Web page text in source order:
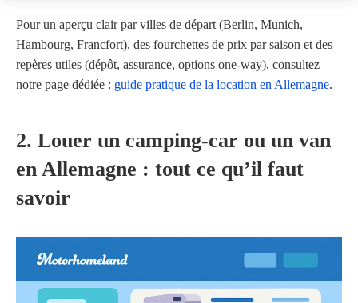
Pour un aperçu clair par villes de départ (Berlin, Munich,
Hambourg, Francfort), des fourchettes de prix par saison et des
repères utiles (dépôt, assurance, options one-way), consultez
notre page dédiée : guide pratique de la location en Allemagne.
2. Louer un camping-car ou un van
en Allemagne : tout ce qu’il faut
savoir